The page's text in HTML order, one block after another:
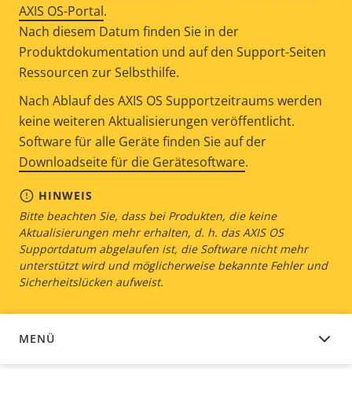
AXIS OS-Portal.
Nach diesem Datum finden Sie in der
Produktdokumentation und auf den Support-Seiten
Ressourcen zur Selbsthilfe.
Nach Ablauf des AXIS OS Supportzeitraums werden
keine weiteren Aktualisierungen veröffentlicht.
Software für alle Geräte finden Sie auf der
Downloadseite für die Gerätesoftware.
HINWEIS
Bitte beachten Sie, dass bei Produkten, die keine
Aktualisierungen mehr erhalten, d. h. das AXIS OS
Supportdatum abgelaufen ist, die Software nicht mehr
unterstützt wird und möglicherweise bekannte Fehler und
Sicherheitslücken aufweist.
MENÜ
GERÄTESOFTWARE